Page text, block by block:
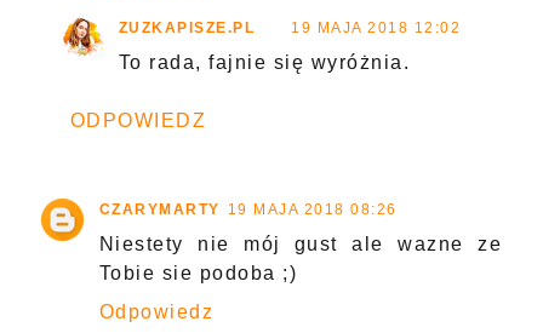
ZUZKAPISZE.PL 19 MAJA 2018 12:02
To rada, fajnie się wyróżnia.
ODPOWIEDZ
CZARYMARTY 19 MAJA 2018 08:26
Niestety nie mój gust ale wazne ze
Tobie sie podoba ;)
Odpowiedz